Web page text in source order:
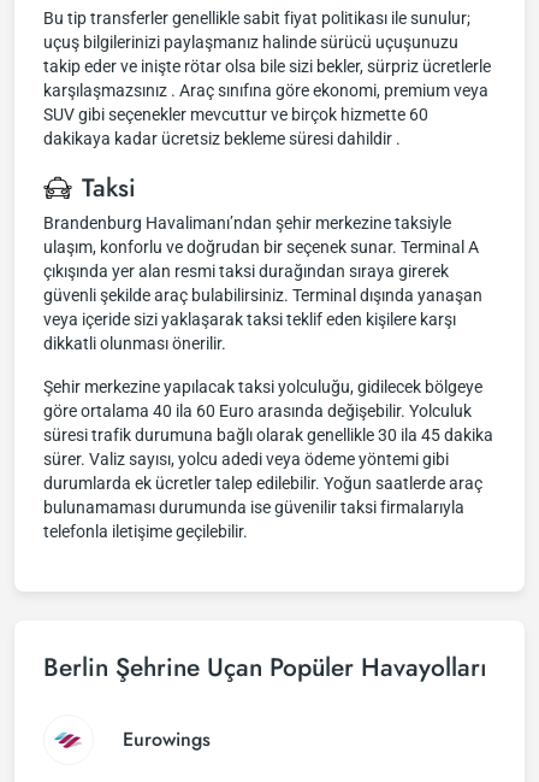
Bu tip transferler genellikle sabit fiyat politikası ile sunulur;
uçuş bilgilerinizi paylaşmanız halinde sürücü uçuşunuzu
takip eder ve inişte rötar olsa bile sizi bekler, sürpriz ücretlerle
karşılaşmazsınız . Araç sınıfına göre ekonomi, premium veya
SUV gibi seçenekler mevcuttur ve birçok hizmette 60
dakikaya kadar ücretsiz bekleme süresi dahildir .
Taksi
Brandenburg Havalimanı’ndan şehir merkezine taksiyle
ulaşım, konforlu ve doğrudan bir seçenek sunar. Terminal A
çıkışında yer alan resmi taksi durağından sıraya girerek
güvenli şekilde araç bulabilirsiniz. Terminal dışında yanaşan
veya içeride sizi yaklaşarak taksi teklif eden kişilere karşı
dikkatli olunması önerilir.
Şehir merkezine yapılacak taksi yolculuğu, gidilecek bölgeye
göre ortalama 40 ila 60 Euro arasında değişebilir. Yolculuk
süresi trafik durumuna bağlı olarak genellikle 30 ila 45 dakika
sürer. Valiz sayısı, yolcu adedi veya ödeme yöntemi gibi
durumlarda ek ücretler talep edilebilir. Yoğun saatlerde araç
bulunamaması durumunda ise güvenilir taksi firmalarıyla
telefonla iletişime geçilebilir.
Berlin Şehrine Uçan Popüler Havayolları
Eurowings